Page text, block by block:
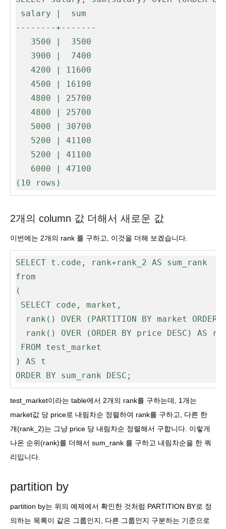
--------+-------
(10 rows)
2개의 column 값 더해서 새로운 값
이번에는 2개의 rank 를 구하고, 이것을 더해 보겠습니다.
SELECT t.code, rank+rank_2 AS sum_rank
from
(
) AS t
ORDER BY sum_rank DESC;
test_market이라는 table에서 2개의 rank를 구하는데, 1개는
market값 당 price로 내림차순 정렬하여 rank를 구하고, 다른 한
개(rank_2)는 그냥 price 당 내림차순 정렬해서 구합니다. 이렇게
나온 순위(rank)를 더해서 sum_rank 를 구하고 내림차순을 한 쿼
리입니다.
partition by
partition by는 위의 예제에서 확인한 것처럼 PARTITION BY로 정
의하는 목록이 같은 그룹인지, 다른 그룹인지 구분하는 기준으로